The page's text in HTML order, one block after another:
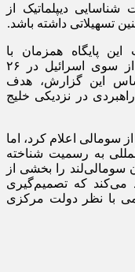
دیپلماتیک از
تسهیلاتی داشته باشد.
پایگاه همزمان با
به‌رسمیت شناختن استقلال سومالی‌لند از سوی اسرائیل در ۲۶
بر اساس این گزارش، هدف
در نزدیکی خلیج
خود را از سومالی اعلام کرد، اما
به رسمیت شناخته
را بخشی از
می‌کند که تصمیم‌گیری
با نظر دولت مرکزی